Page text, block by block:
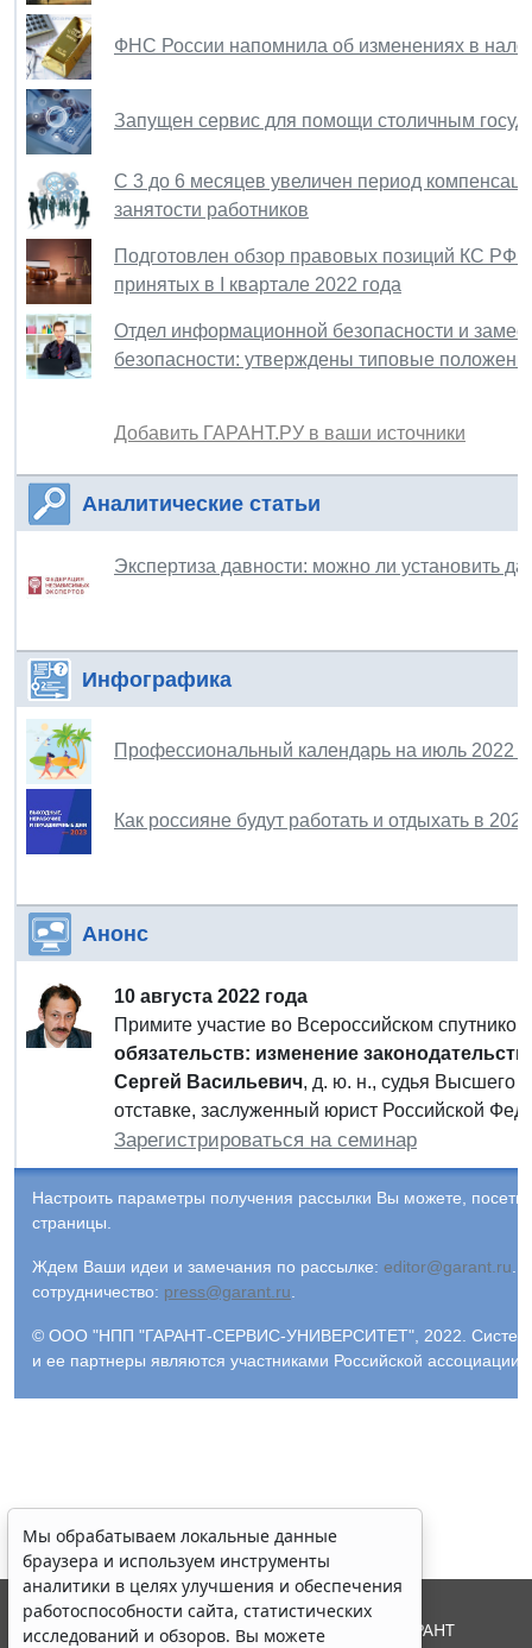
ФНС России напомнила об изменениях в
Запущен сервис для помощи столичным
С 3 до 6 месяцев увеличен период
занятости работников
Подготовлен обзор правовых позиций КС РФ
принятых в I квартале 2022 года
Отдел информационной безопасности и
безопасности: утверждены типовые
Добавить ГАРАНТ.РУ в ваши источники
Аналитические статьи
Экспертиза давности: можно ли установить
Инфографика
Профессиональный календарь на июль 2022
Как россияне будут работать и отдыхать в
Анонс
10 августа 2022 года
Примите участие во Всероссийском
обязательств: изменение
Сергей Васильевич, д. ю. н., судья Высшего
отставке, заслуженный юрист Российской
Зарегистрироваться на семинар
Настроить параметры получения рассылки Вы можете,
страницы.
Ждем Ваши идеи и замечания по рассылке: editor@garant.ru
сотрудничество: press@garant.ru
© ООО "НПП "ГАРАНТ-СЕРВИС-УНИВЕРСИТЕТ", 2022. Система
и ее партнеры являются участниками Российской
Мы обрабатываем локальные данные
браузера и используем инструменты
аналитики в целях улучшения и обеспечения
работоспособности сайта, статистических
исследований и обзоров. Вы можете
© ООО "НПП "ГАРАНТ-СЕРВИС", 2026. Система ГАРАНТ